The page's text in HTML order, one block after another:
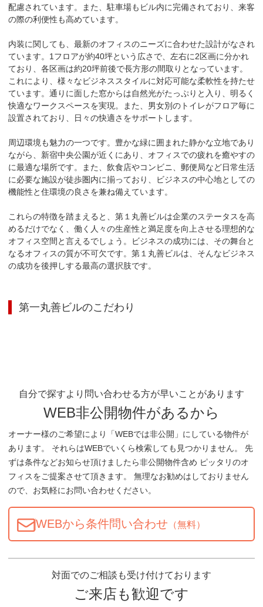
配慮されています。また、駐車場もビル内に完備されており、来客
の際の利便性も高めています。
内装に関しても、最新のオフィスのニーズに合わせた設計がなされ
ています。1フロアが約40坪という広さで、左右に2区画に分かれ
ており、各区画は約20坪前後で長方形の間取りとなっています。
これにより、様々なビジネススタイルに対応可能な柔軟性を持たせ
ています。通りに面した窓からは自然光がたっぷりと入り、明るく
快適なワークスペースを実現。また、男女別のトイレがフロア毎に
設置されており、日々の快適さをサポートします。
周辺環境も魅力の一つです。豊かな緑に囲まれた静かな立地であり
ながら、新宿中央公園が近くにあり、オフィスでの疲れを癒やすの
に最適な場所です。また、飲食店やコンビニ、郵便局など日常生活
に必要な施設が徒歩圏内に揃っており、ビジネスの中心地としての
機能性と住環境の良さを兼ね備えています。
これらの特徴を踏まえると、第１丸善ビルは企業のステータスを高
めるだけでなく、働く人々の生産性と満足度を向上させる理想的な
オフィス空間と言えるでしょう。ビジネスの成功には、その舞台と
なるオフィスの質が不可欠です。第１丸善ビルは、そんなビジネス
の成功を後押しする最高の選択肢です。
第一丸善ビルのこだわり
自分で探すより問い合わせる方が早いことがあります
WEB非公開物件があるから
オーナー様のご希望により「WEBでは非公開」にしている物件が
あります。 それらはWEBでいくら検索しても見つかりません。 先
ずは条件などお知らせ頂けましたら非公開物件含め ピッタリのオ
フィスをご提案させて頂きます。 無理なお勧めはしておりません
ので、お気軽にお問い合わせください。
WEBから条件問い合わせ （無料）
対面でのご相談も受け付けております
ご来店も歓迎です